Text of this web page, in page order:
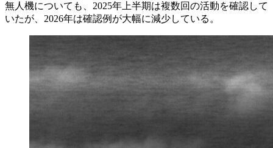
無人機についても、2025年上半期は複数回の活動を確認して
いたが、2026年は確認例が大幅に減少している。